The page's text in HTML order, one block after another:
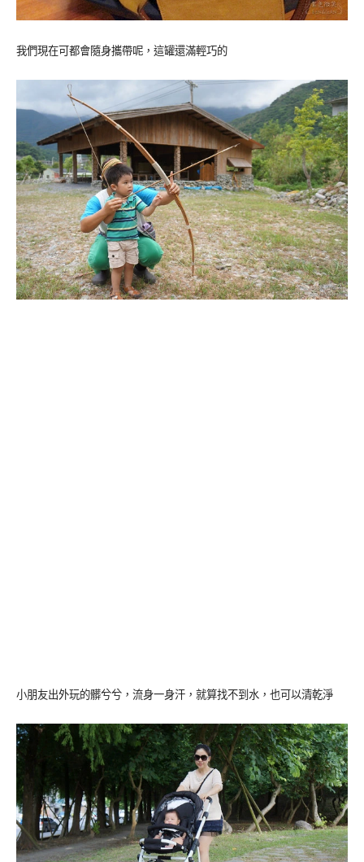
我們現在可都會隨身攜帶呢，這罐還滿輕巧的
小朋友出外玩的髒兮兮，流身一身汗，就算找不到水，也可以清乾淨